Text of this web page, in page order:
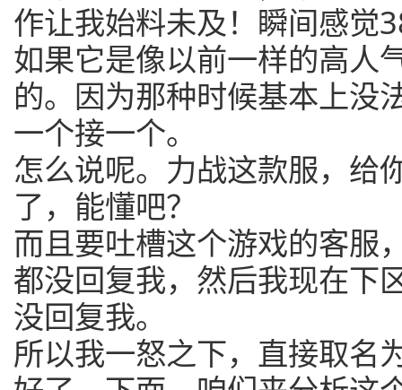
作让我始料未及！瞬间感觉
如果它是像以前一样的高人
的。因为那种时候基本上没
一个接一个。
怎么说呢。力战这款服，给
了，能懂吧？
而且要吐槽这个游戏的客服
都没回复我，然后我现在下
没回复我。
所以我一怒之下，直接取名